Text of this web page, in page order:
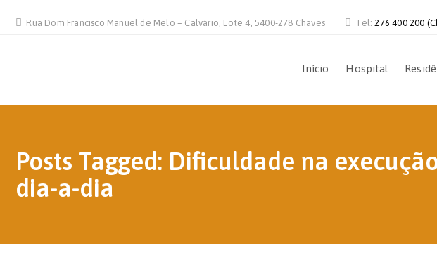
Rua Dom Francisco Manuel de Melo – Calvário, Lote 4, 5400-278 Chaves Tel:276 400 200
Início Hospital
Posts Tagged: Dificuldade na
dia-a-dia